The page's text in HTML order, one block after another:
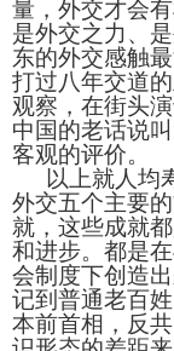
量，外交才会
是外交之力、
东的外交感触
打过八年交道
观察，在街头
中国的老话说
客观的评价。
以上就人均
外交五个主要
就，这些成就
和进步。都是
会制度下创造
记到普通老百
本前首相，反